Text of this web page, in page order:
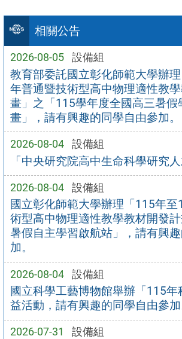
相關公告
2026-08-05 設備組
教育部委託國立彰化師範大學辦
年普通暨技術型高中物理適性教
畫」之「115學年度全國高三暑假
畫」，請有興趣的同學自由參加。
2026-08-04 設備組
「中央研究院高中生命科學研究人
2026-08-04 設備組
國立彰化師範大學辦理「115年至
術型高中物理適性教學教材開發
暑假自主學習啟航站」，請有興
加。
2026-08-04 設備組
國立科學工藝博物館舉辦「115年
益活動，請有興趣的同學自由參加
2026-07-31 設備組